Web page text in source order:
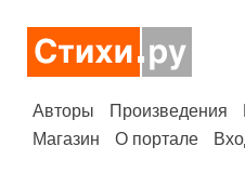
Авторы Произведения
Магазин
О портале